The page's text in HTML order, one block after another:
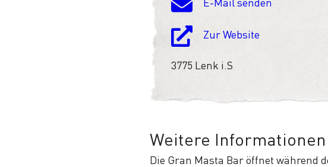
Zur Website
3775 Lenk i.S
Weitere Informationen
Die Gran Masta Bar öffnet während